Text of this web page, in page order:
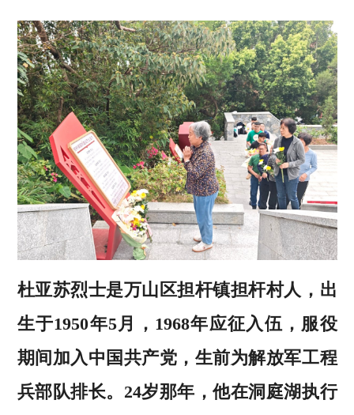
杜亚苏烈士是万山区担杆镇担杆村人，出
生于1950年5月，1968年应征入伍，服役
期间加入中国共产党，生前为解放军工程
兵部队排长。24岁那年，他在洞庭湖执行